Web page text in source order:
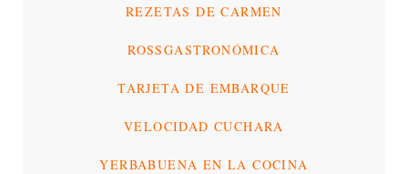
REZETAS DE CARMEN
ROSSGASTRONÓMICA
TARJETA DE EMBARQUE
VELOCIDAD CUCHARA
YERBABUENA EN LA COCINA